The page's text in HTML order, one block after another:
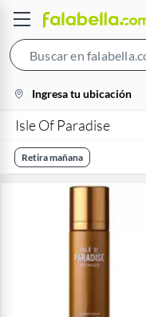
location-
icon
Ingresa tu ubicación
Isle Of Paradise
Retira mañana